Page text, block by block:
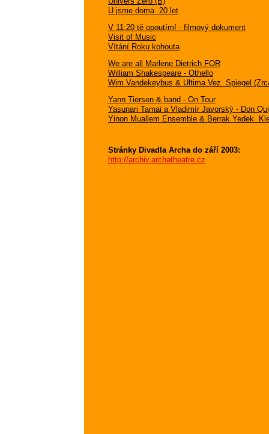
U jsme doma  20 let
V 11:20 tě opoutím! - filmový dokument
Visit of Music
Vítání Roku kohouta
We are all Marlene Dietrich FOR
William Shakespeare - Othello
Wim Vandekeybus & Ultima Vez  Spiegel
Yann Tiersen & band - On Tour
Yasunari Tamai a Vladimír Javorský - Don
Yinon Muallem Ensemble & Berrak Yedek 
Stránky Divadla Archa do září 2003:
http://archiv.archatheatre.cz